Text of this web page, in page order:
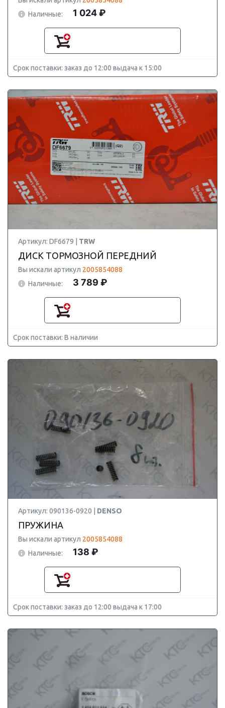
Наличные:
1 024 ₽
Срок поставки: заказ до 12:00 выдача к 15:00
Артикул: DF6679 | TRW
ДИСК ТОРМОЗНОЙ ПЕРЕДНИЙ
Вы искали артикул 2005854088
Наличные:
3 789 ₽
Срок поставки: В наличии
Артикул: 090136-0920 | DENSO
ПРУЖИНА
Вы искали артикул 2005854088
Наличные:
138 ₽
Срок поставки: заказ до 12:00 выдача к 17:00